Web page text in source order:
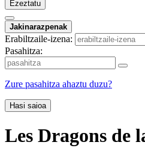
Ezeztatu
Jakinarazpenak
Erabiltzaile-izena:
Pasahitza:
Zure pasahitza ahaztu duzu?
Hasi saioa
Les Dragons de